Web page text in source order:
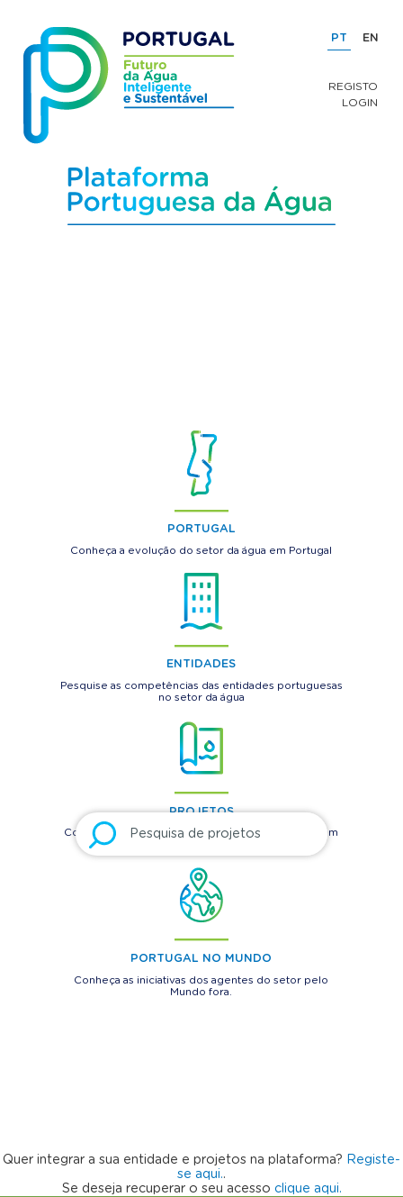
PT EN
REGISTO
LOGIN
PORTUGAL
Conheça a evolução do setor da água em Portugal
ENTIDADES
Pesquise as competências das entidades portuguesas
no setor da água
PROJETOS
Consulte projetos portugueses do setor da água em
PORTUGAL NO MUNDO
Conheça as iniciativas dos agentes do setor pelo
Mundo fora.
Quer integrar a sua entidade e projetos na plataforma? Registe-
se aqui..
Se deseja recuperar o seu acesso clique aqui.